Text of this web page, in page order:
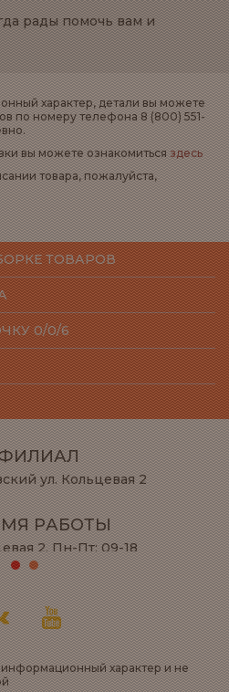
рады помочь вам и
характер, детали вы можете
по номеру телефона 8 (800) 551-
вы можете ознакомитьсяздесь
товара, пожалуйста,
ТОВАРОВ
0/0/6
ул. Кольцевая 2
РАБОТЫ
2, Пн-Пт: 09-18
53 Пн-Вс: 10-22
123-08-55
характер и не